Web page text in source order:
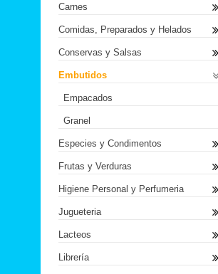
Carnes
Comidas, Preparados y Helados
Conservas y Salsas
Embutidos
Empacados
Granel
Especies y Condimentos
Frutas y Verduras
Higiene Personal y Perfumeria
Jugueteria
Lacteos
Librería